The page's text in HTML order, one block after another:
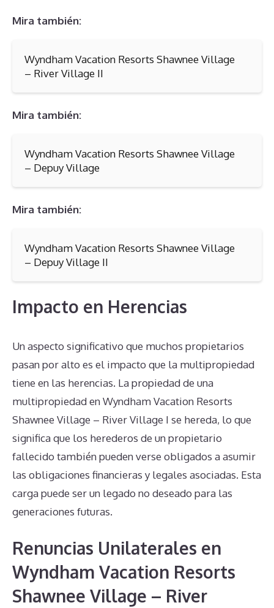
Mira también:
Wyndham Vacation Resorts Shawnee Village
– River Village II
Mira también:
Wyndham Vacation Resorts Shawnee Village
– Depuy Village
Mira también:
Wyndham Vacation Resorts Shawnee Village
– Depuy Village II
Impacto en Herencias
Un aspecto significativo que muchos propietarios
pasan por alto es el impacto que la multipropiedad
tiene en las herencias. La propiedad de una
multipropiedad en Wyndham Vacation Resorts
Shawnee Village – River Village I se hereda, lo que
significa que los herederos de un propietario
fallecido también pueden verse obligados a asumir
las obligaciones financieras y legales asociadas. Esta
carga puede ser un legado no deseado para las
generaciones futuras.
Renuncias Unilaterales en
Wyndham Vacation Resorts
Shawnee Village – River